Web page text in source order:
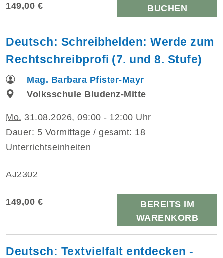
149,00 € BUCHEN
Deutsch: Schreibhelden: Werde zum
Rechtschreibprofi (7. und 8. Stufe)
Mag. Barbara Pfister-Mayr
Volksschule Bludenz-Mitte
Mo. 31.08.2026, 09:00 - 12:00 Uhr
Dauer: 5 Vormittage / gesamt: 18
Unterrichtseinheiten
AJ2302
149,00 €
BEREITS IM
WARENKORB
Deutsch: Textvielfalt entdecken -